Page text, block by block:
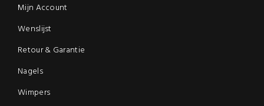
Mijn Account
Wenslijst
Retour & Garantie
Nagels
Wimpers